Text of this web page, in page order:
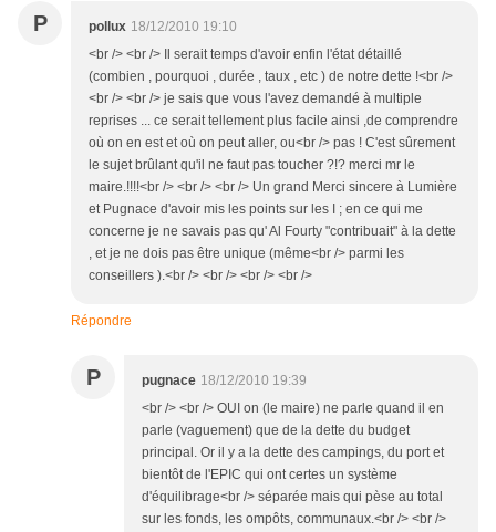
P pollux 18/12/2010 19:10
<br /> <br /> Il serait temps d'avoir enfin l'état détaillé
(combien , pourquoi , durée , taux , etc ) de notre dette !<br />
<br /> <br /> je sais que vous l'avez demandé à multiple
reprises ... ce serait tellement plus facile ainsi ,de comprendre
où on en est et où on peut aller, ou<br /> pas ! C'est sûrement
le sujet brûlant qu'il ne faut pas toucher ?!? merci mr le
maire.!!!!<br /> <br /> <br /> Un grand Merci sincere à Lumière
et Pugnace d'avoir mis les points sur les I ; en ce qui me
concerne je ne savais pas qu' Al Fourty "contribuait" à la dette
, et je ne dois pas être unique (même<br /> parmi les
conseillers ).<br /> <br /> <br /> <br />
Répondre
P pugnace 18/12/2010 19:39
<br /> <br /> OUI on (le maire) ne parle quand il en
parle (vaguement) que de la dette du budget
principal. Or il y a la dette des campings, du port et
bientôt de l'EPIC qui ont certes un système
d'équilibrage<br /> séparée mais qui pèse au total
sur les fonds, les ompôts, communaux.<br /> <br />